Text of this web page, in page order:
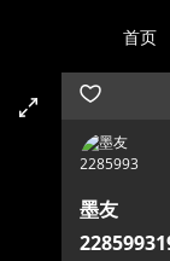
首页
墨友